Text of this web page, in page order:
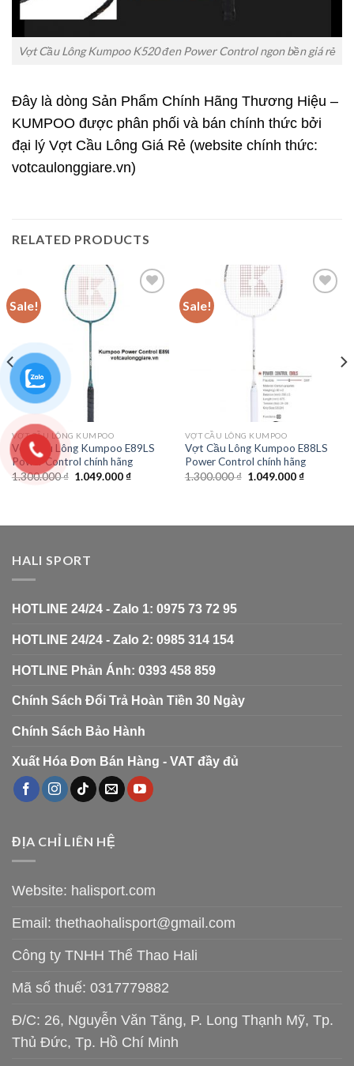
Vợt Cầu Lông Kumpoo K520 đen Power Control ngon bền giá rẻ
Đây là dòng Sản Phẩm Chính Hãng Thương Hiệu –
KUMPOO được phân phối và bán chính thức bởi
đại lý Vợt Cầu Lông Giá Rẻ (website chính thức:
votcaulonggiare.vn)
RELATED PRODUCTS
Sale!
VỢT CẦU LÔNG KUMPOO
Vợt Cầu Lông Kumpoo E89LS
Power Control chính hãng
1.300.000₫ 1.049.000₫
Sale!
VỢT CẦU LÔNG KUMPOO
Vợt Cầu Lông Kumpoo E88LS
Power Control chính hãng
1.300.000₫ 1.049.000₫
HALI SPORT
HOTLINE 24/24 - Zalo 1: 0975 73 72 95
HOTLINE 24/24 - Zalo 2: 0985 314 154
HOTLINE Phản Ánh: 0393 458 859
Chính Sách Đổi Trả Hoàn Tiền 30 Ngày
Chính Sách Bảo Hành
Xuất Hóa Đơn Bán Hàng - VAT đầy đủ
ĐỊA CHỈ LIÊN HỆ
Website: halisport.com
Email: thethaohalisport@gmail.com
Công ty TNHH Thể Thao Hali
Mã số thuế: 0317779882
Đ/C: 26, Nguyễn Văn Tăng, P. Long Thạnh Mỹ, Tp.
Thủ Đức, Tp. Hồ Chí Minh